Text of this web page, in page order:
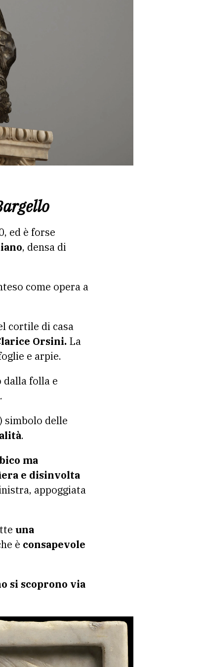
ed è forse
, densa di
come opera a
cortile di casa
Orsini. La
e arpie.
dalla folla e
.
simbolo delle
.
ma
e disinvolta
appoggiata
una
è consapevole
si scoprono via